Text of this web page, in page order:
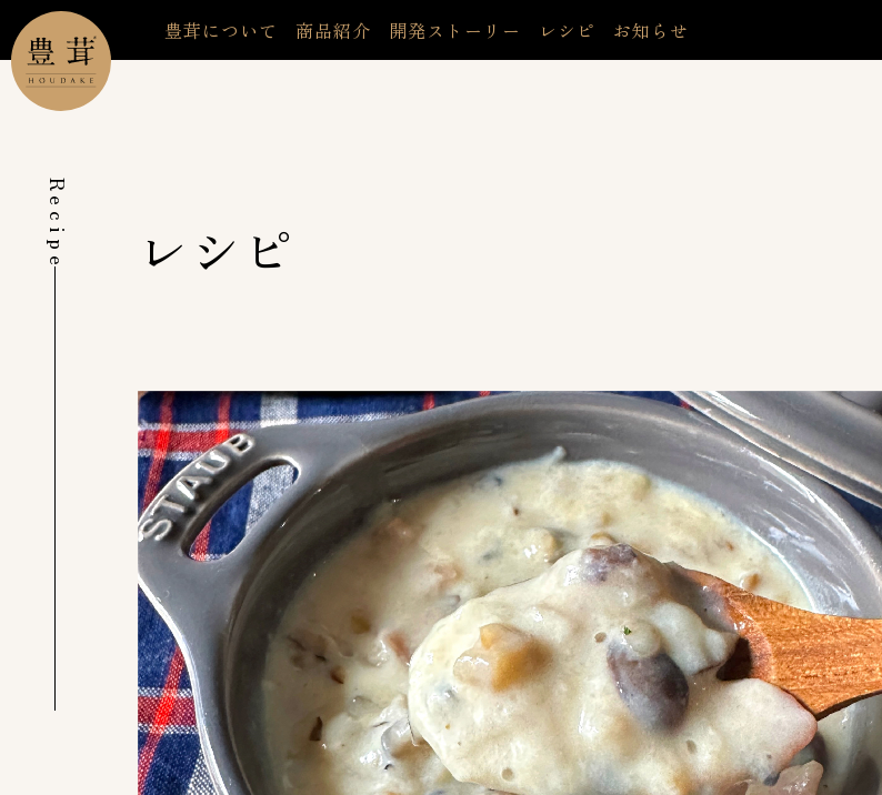
豊茸について 商品紹介 開発ストーリー レシピ お知らせ
Recipe レシピ